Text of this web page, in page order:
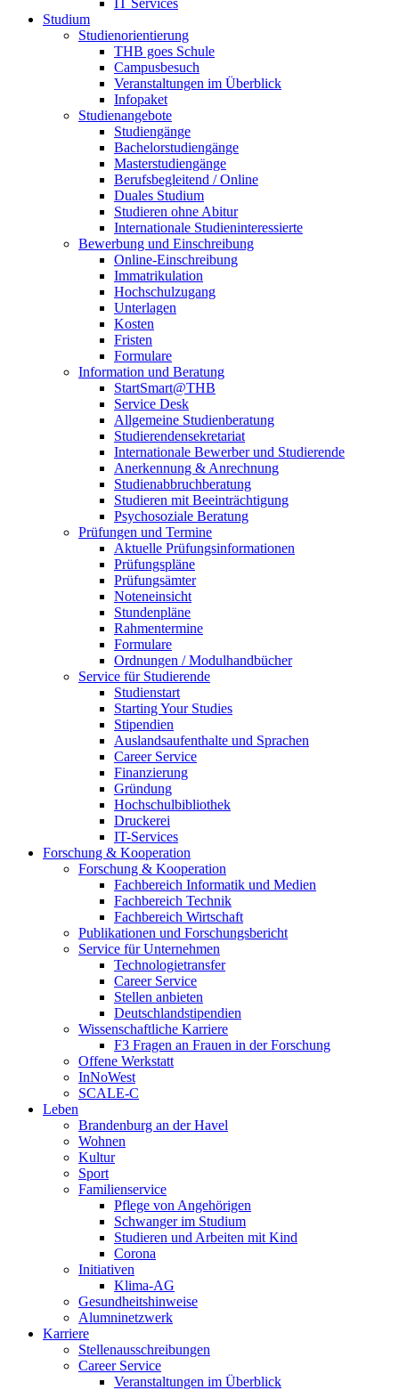
IT Services
Studium
Studienorientierung
THB goes Schule
Campusbesuch
Veranstaltungen im Überblick
Infopaket
Studienangebote
Studiengänge
Bachelorstudiengänge
Masterstudiengänge
Berufsbegleitend / Online
Duales Studium
Studieren ohne Abitur
Internationale Studieninteressierte
Bewerbung und Einschreibung
Online-Einschreibung
Immatrikulation
Hochschulzugang
Unterlagen
Kosten
Fristen
Formulare
Information und Beratung
StartSmart@THB
Service Desk
Allgemeine Studienberatung
Studierendensekretariat
Internationale Bewerber und Studierende
Anerkennung & Anrechnung
Studienabbruchberatung
Studieren mit Beeinträchtigung
Psychosoziale Beratung
Prüfungen und Termine
Aktuelle Prüfungsinformationen
Prüfungspläne
Prüfungsämter
Noteneinsicht
Stundenpläne
Rahmentermine
Formulare
Ordnungen / Modulhandbücher
Service für Studierende
Studienstart
Starting Your Studies
Stipendien
Auslandsaufenthalte und Sprachen
Career Service
Finanzierung
Gründung
Hochschulbibliothek
Druckerei
IT-Services
Forschung & Kooperation
Forschung & Kooperation
Fachbereich Informatik und Medien
Fachbereich Technik
Fachbereich Wirtschaft
Publikationen und Forschungsbericht
Service für Unternehmen
Technologietransfer
Career Service
Stellen anbieten
Deutschlandstipendien
Wissenschaftliche Karriere
F3 Fragen an Frauen in der Forschung
Offene Werkstatt
InNoWest
SCALE-C
Leben
Brandenburg an der Havel
Wohnen
Kultur
Sport
Familienservice
Pflege von Angehörigen
Schwanger im Studium
Studieren und Arbeiten mit Kind
Corona
Initiativen
Klima-AG
Gesundheitshinweise
Alumninetzwerk
Karriere
Stellenausschreibungen
Career Service
Veranstaltungen im Überblick